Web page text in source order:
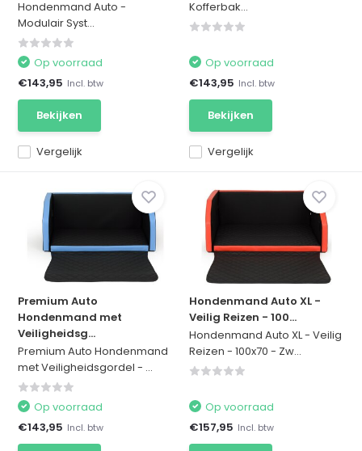
Hondenmand Auto -
Modulair Syst...
Vergelijk
Op voorraad
€143,95 Incl. btw
Bekijken
Kofferbak...
Vergelijk
Op voorraad
€143,95 Incl. btw
Bekijken
Premium Auto
Hondenmand met
Veiligheidsg...
Premium Auto Hondenmand
met Veiligheidsgordel - ...
Op voorraad
€143,95 Incl. btw
Hondenmand Auto XL -
Veilig Reizen - 100...
Hondenmand Auto XL - Veilig
Reizen - 100x70 - Zw...
Op voorraad
€157,95 Incl. btw